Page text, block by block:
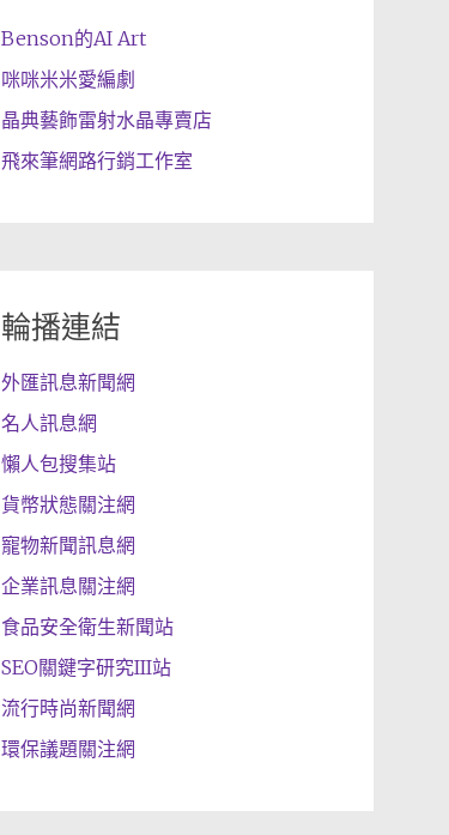
Benson的AI Art
咪咪米米愛編劇
晶典藝飾雷射水晶專賣店
飛來筆網路行銷工作室
輪播連結
外匯訊息新聞網
名人訊息網
懶人包搜集站
貨幣狀態關注網
寵物新聞訊息網
企業訊息關注網
食品安全衛生新聞站
SEO關鍵字研究III站
流行時尚新聞網
環保議題關注網